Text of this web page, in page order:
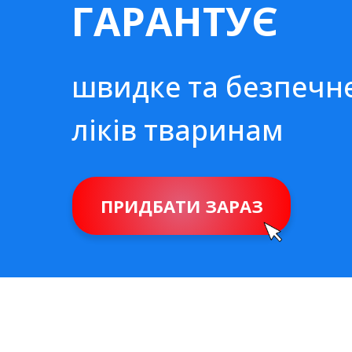
ГАРАНТУЄ
швидке та
ліків тваринам
ПРИДБАТИ ЗАРАЗ